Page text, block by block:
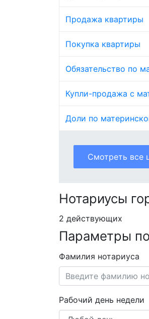
Продажа квартиры
Покупка квартиры
Обязательство по
Купли-продажа с
Доли по
Смотреть все
Нотариусы
2 действующих
Параметры
Фамилия нотариуса
Рабочий день недели